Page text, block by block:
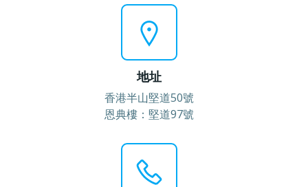
地址
香港半山堅道50號
恩典樓：堅道97號